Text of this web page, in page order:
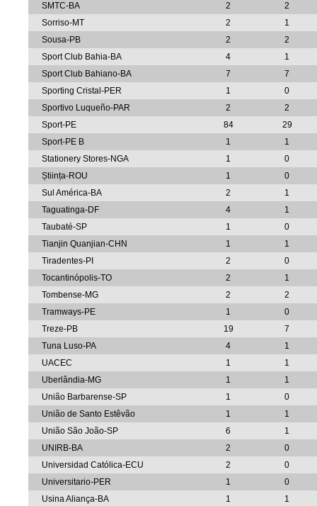
SMTC-BA
2
2
Sorriso-MT
2
1
Sousa-PB
2
2
Sport Club Bahia-BA
4
1
Sport Club Bahiano-BA
7
7
Sporting Cristal-PER
1
0
Sportivo Luqueño-PAR
2
2
Sport-PE
84
29
Sport-PE B
1
1
Stationery Stores-NGA
1
0
Știința-ROU
1
0
Sul América-BA
2
1
Taguatinga-DF
4
1
Taubaté-SP
1
0
Tianjin Quanjian-CHN
1
1
Tiradentes-PI
2
0
Tocantinópolis-TO
2
1
Tombense-MG
2
2
Tramways-PE
1
0
Treze-PB
19
7
Tuna Luso-PA
4
1
UACEC
1
1
Uberlândia-MG
1
1
União Barbarense-SP
1
0
União de Santo Estêvão
1
1
União São João-SP
6
1
UNIRB-BA
2
0
Universidad Católica-ECU
2
0
Universitario-PER
1
0
Usina Aliança-BA
1 1